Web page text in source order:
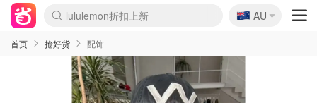
lululemon折扣上新
Sasa美妆护肤3.5折
SSENSE年中3折
FreshBeauty好价汇总
Cettire降价+叠9折
Farfetch折上8折
WWS Coles超市实拍
viagogo二手票捡漏
Myer清仓1折起
The Outnet奢牌1折起
David Jones 3折起
Flannels大牌1折
Perfumes Club护肤1折
AMIRO返校季6.2折
Oweek抽奖送Airpods
Amazon折扣汇总
eToro入金$200送$50
Amazon数码好物
ICONIC本周7.5折
ThedoubleF高奢地板价
Moose Knuckles 6折
丝芙兰5折起
EUFY官网3.7折起
Selenichast首饰2折
Trip机票酒店促销
YSL送5件彩妆礼
Amazon家居好物
BIGBANG巡演开票
David Jones时尚3折
Amazon美妆护肤
雅漾大喷$8
过敏原检测盒$33
伊索独家赠50ml沐浴露
科颜氏清仓3折
SEALIFE海洋馆门票6折
丝塔芙大白罐$16
订阅Newsletter送香薰
Cult Beauty 6.8折
Harrods圣诞日历2.3折
LN-CC奢牌私促3折
d'Alba空姐喷雾$16
EVE LOM套装逆天2折
Bernardelli独家4折
Adore Beauty 6折起
CT圣诞日历
Mytheresa奢品2.7折
Luxury Escapes 9折
Currentbody美容仪9折
卡诗9折+赠4件礼
MOON Garden Live
ALLSAINTS美衣3折
🇦🇺
AU
首页 抢好货 配饰